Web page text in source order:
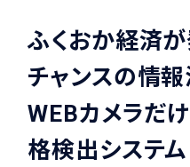
ふくおか経済
チャンスの情報
WEBカメラだ
格検出システム